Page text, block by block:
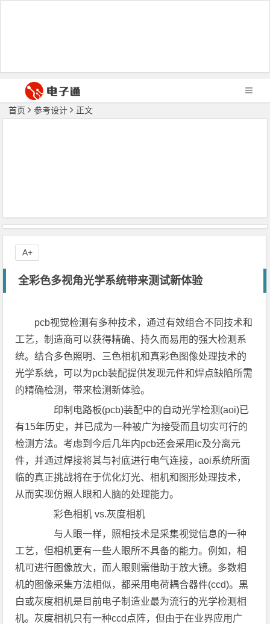
首页 参考设计 正文
全彩色多视角光学系统带来测试新体验
pcb视觉检测有多种技术，通过有效组合不同技术和
工艺，制造商可以获得精确、持久而易用的强大检测系
统。结合多色照明、三色相机和真彩色图像处理技术的
光学系统，可以为pcb装配提供发现元件和焊点缺陷所需
的精确检测，带来检测新体验。
印制电路板(pcb)装配中的自动光学检测(aoi)已
有15年历史，并已成为一种被广为接受而且切实可行的
检测方法。考虑到今后几年内pcb还会采用ic及分离元
件，并通过焊接将其与衬底进行电气连接，aoi系统所面
临的真正挑战将在于优化灯光、相机和图形处理技术，
从而实现仿照人眼和人脑的处理能力。
彩色相机 vs.灰度相机
与人眼一样，照相技术是采集视觉信息的一种
工艺，但相机更有一些人眼所不具备的能力。例如，相
机可进行图像放大，而人眼则需借助于放大镜。多数相
机的图像采集方法相似，都采用电荷耦合器件(ccd)。黑
白或灰度相机是目前电子制造业最为流行的光学检测相
机。灰度相机只有一种ccd点阵，但由于在业界应用广
A+